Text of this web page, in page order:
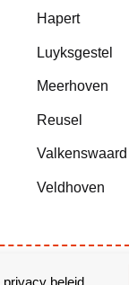
privacy beleid
Hapert
Luyksgestel
Meerhoven
Reusel
Valkenswaard
Veldhoven